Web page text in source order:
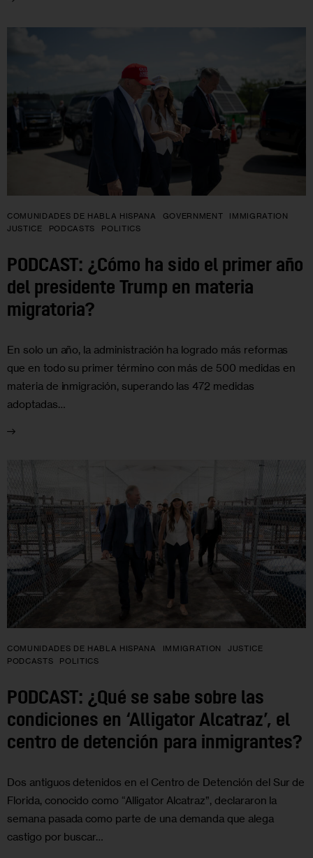
COMUNIDADES DE HABLA HISPANA GOVERNMENT
IMMIGRATION
JUSTICE
PODCASTS POLITICS
PODCAST: ¿Cómo ha sido el primer año
del presidente Trump en materia
migratoria?
En solo un año, la administración ha logrado más reformas
que en todo su primer término con más de 500 medidas en
materia de inmigración, superando las 472 medidas
adoptadas…
COMUNIDADES DE HABLA HISPANA IMMIGRATION
JUSTICE
PODCASTS
POLITICS
PODCAST: ¿Qué se sabe sobre las
condiciones en ‘Alligator Alcatraz’, el
centro de detención para inmigrantes?
Dos antiguos detenidos en el Centro de Detención del Sur de
Florida, conocido como “Alligator Alcatraz”, declararon la
semana pasada como parte de una demanda que alega
castigo por buscar…